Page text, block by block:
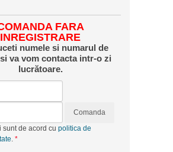
FARA
INREGISTRARE
numele si numarul de
va vom contacta intr-o zi
lucrătoare.
Comanda
sunt de acord cu politica de
.